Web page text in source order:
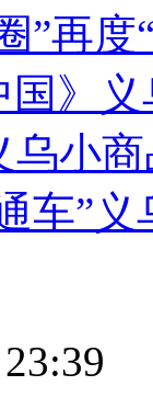
”再度
国》
乌小
车”